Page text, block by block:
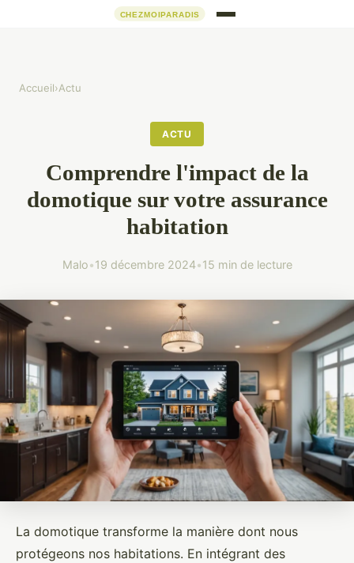
Accueil›Actu
ACTU
Comprendre l'impact de la
domotique sur votre assurance
habitation
Malo•19 décembre 2024•15 min de lecture
La domotique transforme la manière dont nous
protégeons nos habitations. En intégrant des